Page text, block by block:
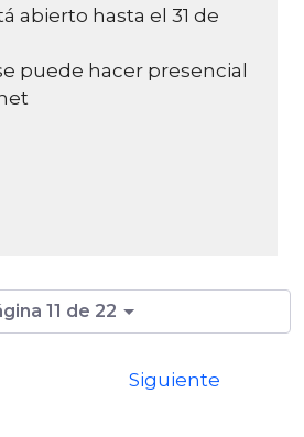
abierto hasta el 31 de
puede hacer presencial
11 de 22
Siguiente